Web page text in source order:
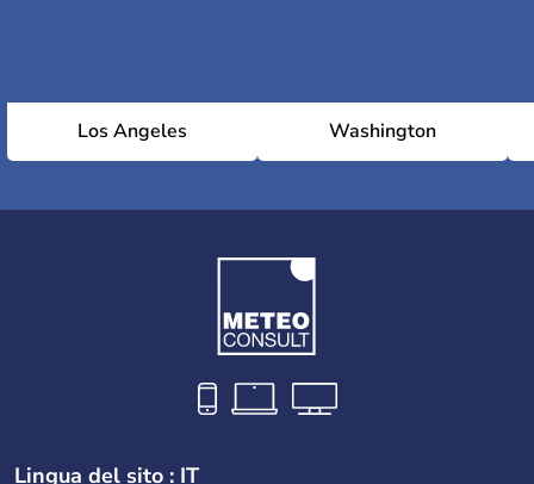
Los Angeles Washington
Lingua del sito : IT